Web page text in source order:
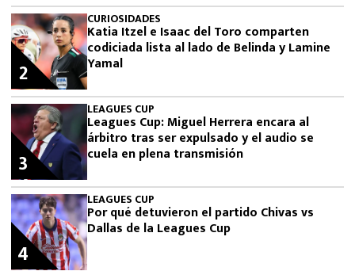
CURIOSIDADES
Katia Itzel e Isaac del Toro comparten
codiciada lista al lado de Belinda y Lamine
Yamal
2
LEAGUES CUP
Leagues Cup: Miguel Herrera encara al
árbitro tras ser expulsado y el audio se
cuela en plena transmisión
3
LEAGUES CUP
Por qué detuvieron el partido Chivas vs
Dallas de la Leagues Cup
4